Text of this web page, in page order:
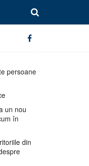
persoane
un nou
în
din